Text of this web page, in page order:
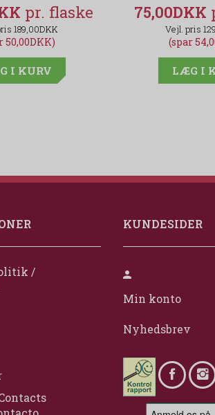
189,00DKK
50,00DKK)
I KURV
75,00DKK
(spar
LÆG I
/
KUNDESIDER
Min konto
Nyhedsbrev